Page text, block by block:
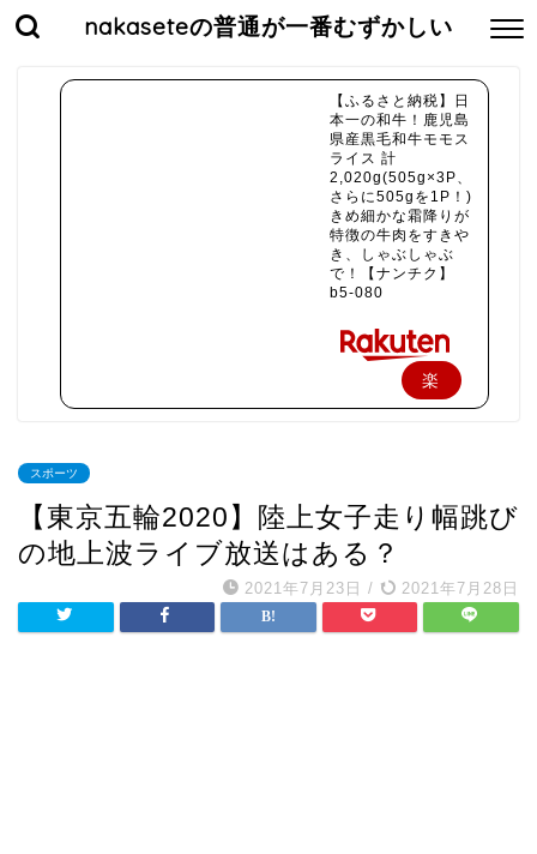
nakaseteの普通が一番むずかしい
【ふるさと納税】日
本一の和牛！鹿児島
県産黒毛和牛モモス
ライス 計
2,020g(505g×3P、
さらに505gを1P！)
きめ細かな霜降りが
特徴の牛肉をすきや
き、しゃぶしゃぶ
で！【ナンチク】
b5-080
楽
入
スポーツ
【東京五輪2020】陸上女子走り幅跳び
の地上波ライブ放送はある？
2021年7月23日 / 2021年7月28日